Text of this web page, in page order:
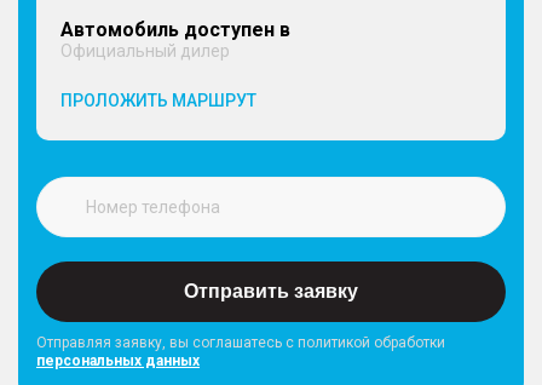
Автомобиль доступен в
Официальный дилер
ПРОЛОЖИТЬ МАРШРУТ
Отправить заявку
Отправляя заявку, вы соглашатесь с политикой обработки
персональных данных